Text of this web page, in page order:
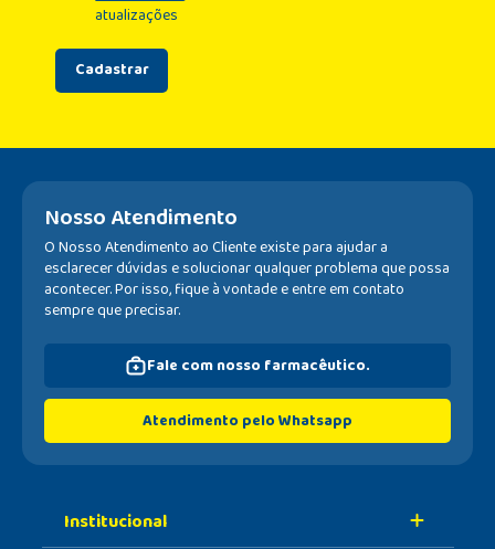
Cadastrar
atualizações
Nosso Atendimento
O Nosso Atendimento ao Cliente existe para ajudar a
esclarecer dúvidas e solucionar qualquer problema que possa
acontecer. Por isso, fique à vontade e entre em contato
sempre que precisar.
Fale com nosso farmacêutico.
Atendimento pelo Whatsapp
Institucional